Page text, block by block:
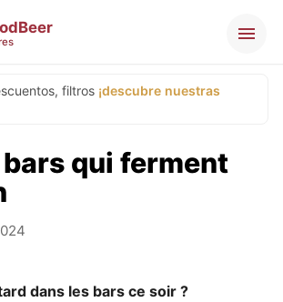
filtros ¡descubre nuestras
bars qui ferment
dans les bars ce soir ?